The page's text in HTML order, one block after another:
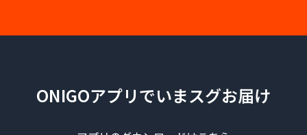
ONIGOアプリでいまスグお届け